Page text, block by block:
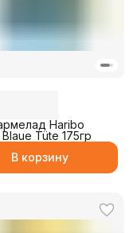
Haribo
Tüte 175гр
В корзину